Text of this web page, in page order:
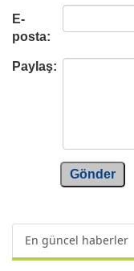
E-
posta:
Paylaş:
Gönder
En güncel haberler